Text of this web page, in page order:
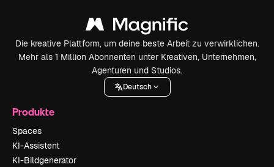
Die kreative Plattform, um deine beste Arbeit zu verwirklichen.
Mehr als 1 Million Abonnenten unter Kreativen, Unternehmen,
Agenturen und Studios.
Deutsch
Produkte
Spaces
KI-Assistent
KI-Bildgenerator